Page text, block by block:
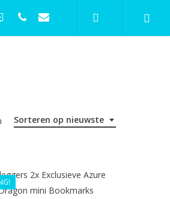
phone email
Sorteren op nieuwste
Gesorteerd